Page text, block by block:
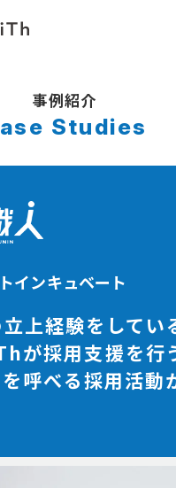
事例紹介
インキュベート
上経験をしてい
が採用支援を行
呼べる採用活動